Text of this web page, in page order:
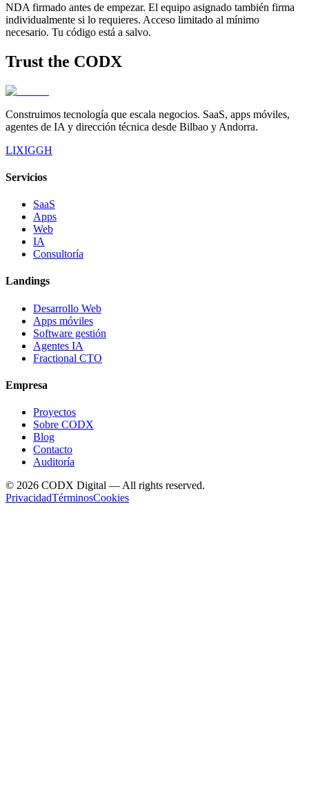
NDA firmado antes de empezar. El equipo asignado también firma
individualmente si lo requieres. Acceso limitado al mínimo
necesario. Tu código está a salvo.
Trust the CODX
Construimos tecnología que escala negocios. SaaS, apps móviles,
agentes de IA y dirección técnica desde Bilbao y Andorra.
LIXIGGH
Servicios
SaaS
Apps
Web
IA
Consultoría
Landings
Desarrollo Web
Apps móviles
Software gestión
Agentes IA
Fractional CTO
Empresa
Proyectos
Sobre CODX
Blog
Contacto
Auditoría
© 2026 CODX Digital — All rights reserved.
PrivacidadTérminosCookies